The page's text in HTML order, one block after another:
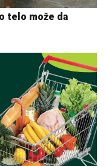
telo može da